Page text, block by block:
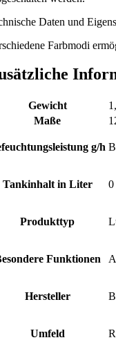
Daten und
Farbmodi
Gewicht
Maße
g/h
Tankinhalt in Liter 0
Produkttyp
Funktionen
Hersteller
Umfeld